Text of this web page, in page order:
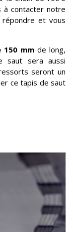
à contacter notre
répondre et vous
150 mm de long,
saut sera aussi
seront un
ce tapis de saut